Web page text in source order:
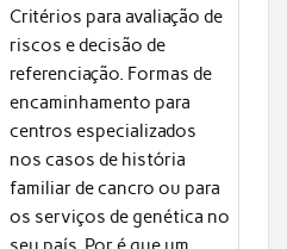
Critérios para avaliação de
riscos e decisão de
referenciação. Formas de
encaminhamento para
centros especializados
nos casos de história
familiar de cancro ou para
os serviços de genética no